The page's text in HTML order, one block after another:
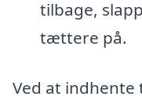
tilbage,
tættere på.
Ved at